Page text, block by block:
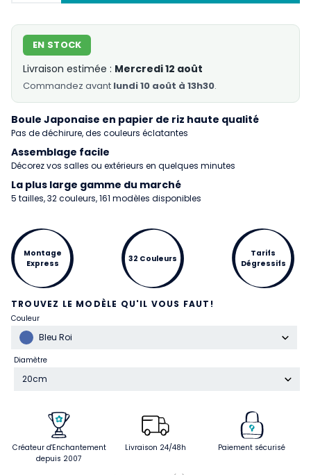
Boule Japonaise en papier de riz haute qualité
Pas de déchirure, des couleurs éclatantes
Assemblage facile
Décorez vos salles ou extérieurs en quelques minutes
La plus large gamme du marché
5 tailles, 32 couleurs, 161 modèles disponibles
TROUVEZ LE MODÈLE QU'IL VOUS FAUT!
Couleur
Bleu Roi
Diamètre
20cm
EN STOCK
Livraison estimée : Mercredi 12 août
Commandez avant lundi 10 août à 13h30.
Montage
Express
32 Couleurs
Tarifs
Dégressifs
Créateur d'Enchantement
depuis 2007
Livraison 24/48h Paiement sécurisé